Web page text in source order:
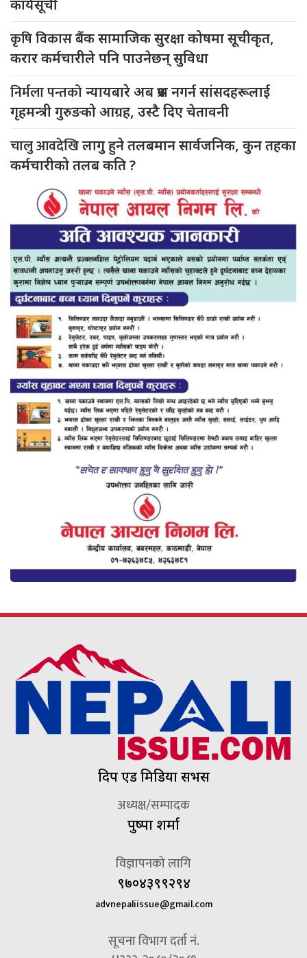
कार्यसूची
कृषि विकासबैंक सामाजिक सुरक्षा कोषमा सूचीकृत,
करार कर्मचारीले पनि पाउनेछन् सुविधा
निर्मला पन्तकोन्यायबारे अब प्रश्न नगर्न सांसदहरूलाई
गृहमन्त्री गुरुङको आग्रह, उस्टै दिए चेतावनी
चालु आवदेखिलागु हुने तलबमान सार्वजनिक, कुन तहका
कर्मचारीको तलब कति ?
दिप एड मिडिया सर्भिस
अध्यक्ष/सम्पादक
पुष्पा शर्मा
विज्ञापनको लागि
९७०४३९९२९४
advnepaliissue@gmail.com
सूचना विभाग दर्ता नं.